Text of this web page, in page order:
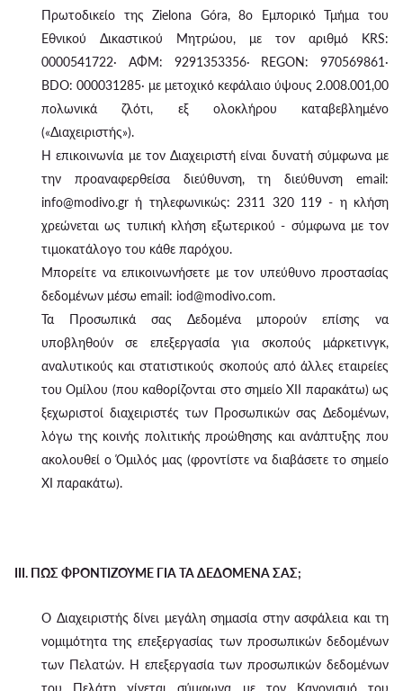
Πρωτοδικείο της Zielona Góra, 8ο Εμπορικό Τμήμα του
Εθνικού Δικαστικού Μητρώου, με τον αριθμό KRS:
0000541722· ΑΦΜ: 9291353356· REGON: 970569861·
BDO: 000031285· με μετοχικό κεφάλαιο ύψους 2.008.001,00
πολωνικά ζλότι, εξ ολοκλήρου καταβεβλημένο
(«Διαχειριστής»).
Η επικοινωνία με τον Διαχειριστή είναι δυνατή σύμφωνα με
την προαναφερθείσα διεύθυνση, τη διεύθυνση email:
info@modivo.gr ή τηλεφωνικώς: 2311 320 119 - η κλήση
χρεώνεται ως τυπική κλήση εξωτερικού - σύμφωνα με τον
τιμοκατάλογο του κάθε παρόχου.
Μπορείτε να επικοινωνήσετε με τον υπεύθυνο προστασίας
δεδομένων μέσω email: iod@modivo.com.
Τα Προσωπικά σας Δεδομένα μπορούν επίσης να
υποβληθούν σε επεξεργασία για σκοπούς μάρκετινγκ,
αναλυτικούς και στατιστικούς σκοπούς από άλλες εταιρείες
του Ομίλου (που καθορίζονται στο σημείο XII παρακάτω) ως
ξεχωριστοί διαχειριστές των Προσωπικών σας Δεδομένων,
λόγω της κοινής πολιτικής προώθησης και ανάπτυξης που
ακολουθεί ο Όμιλός μας (φροντίστε να διαβάσετε το σημείο
XI παρακάτω).
III. ΠΩΣ ΦΡΟΝΤΙΖΟΥΜΕ ΓΙΑ ΤΑ ΔΕΔΟΜΕΝΑ ΣΑΣ;
Ο Διαχειριστής δίνει μεγάλη σημασία στην ασφάλεια και τη
νομιμότητα της επεξεργασίας των προσωπικών δεδομένων
των Πελατών. Η επεξεργασία των προσωπικών δεδομένων
του Πελάτη γίνεται σύμφωνα με τον Κανονισμό του